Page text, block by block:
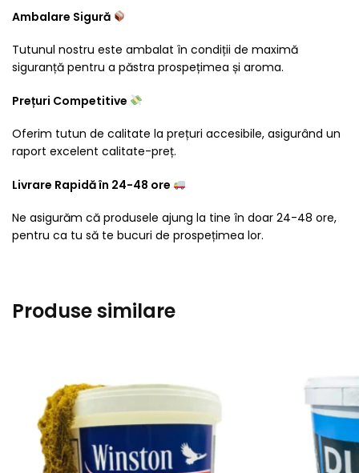
Ambalare Sigură
Tutunul nostru este ambalat în condiții de maximă
siguranță pentru a păstra prospețimea și aroma.
Prețuri Competitive
Oferim tutun de calitate la prețuri accesibile, asigurând un
raport excelent calitate-preț.
Livrare Rapidă în 24-48 ore
Ne asigurăm că produsele ajung la tine în doar 24-48 ore,
pentru ca tu să te bucuri de prospețimea lor.
Produse similare